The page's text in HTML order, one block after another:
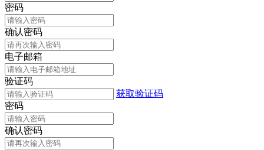
密码
确认密码
电子邮箱
验证码
获取验证码
密码
确认密码